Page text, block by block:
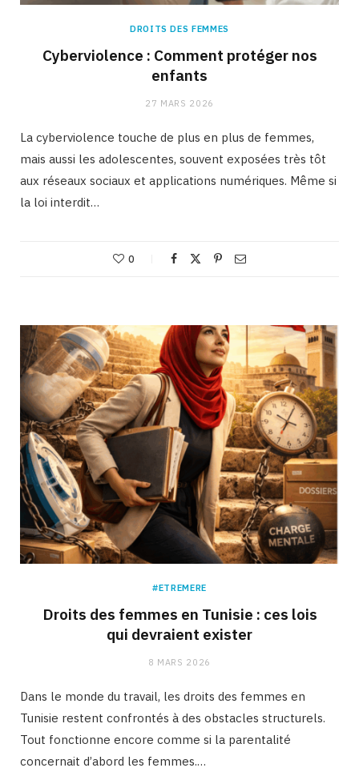
DROITS DES FEMMES
Cyberviolence : Comment protéger nos
enfants
27 MARS 2026
La cyberviolence touche de plus en plus de femmes,
mais aussi les adolescentes, souvent exposées très tôt
aux réseaux sociaux et applications numériques. Même si
la loi interdit…
0
#ETREMERE
Droits des femmes en Tunisie : ces lois
qui devraient exister
8 MARS 2026
Dans le monde du travail, les droits des femmes en
Tunisie restent confrontés à des obstacles structurels.
Tout fonctionne encore comme si la parentalité
concernait d’abord les femmes.…